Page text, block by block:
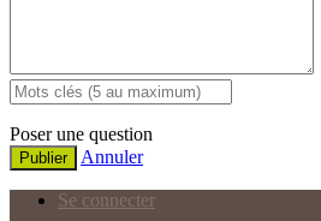
Poser une question
Publier Annuler
Se connecter